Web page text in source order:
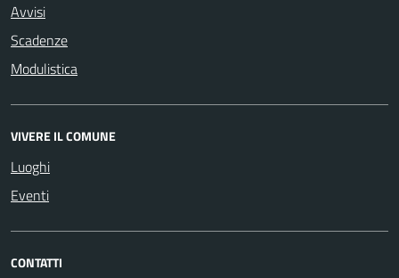
Avvisi
Scadenze
Modulistica
VIVERE IL COMUNE
Luoghi
Eventi
CONTATTI